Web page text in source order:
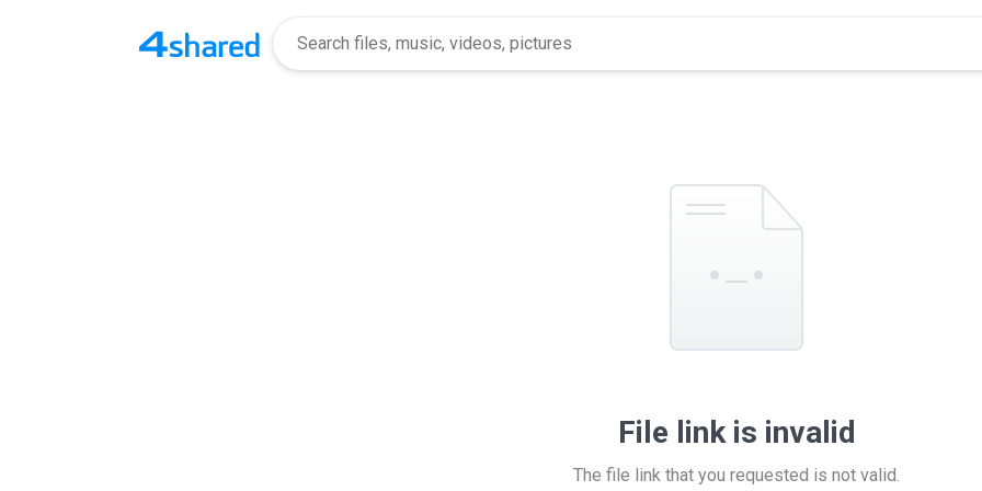
File link is invalid
The file link that you requested is not valid.